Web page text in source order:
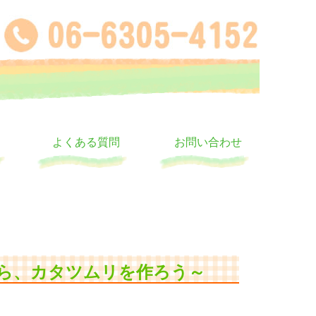
よくある質問 お問い合わせ
、カタツムリを作ろう～